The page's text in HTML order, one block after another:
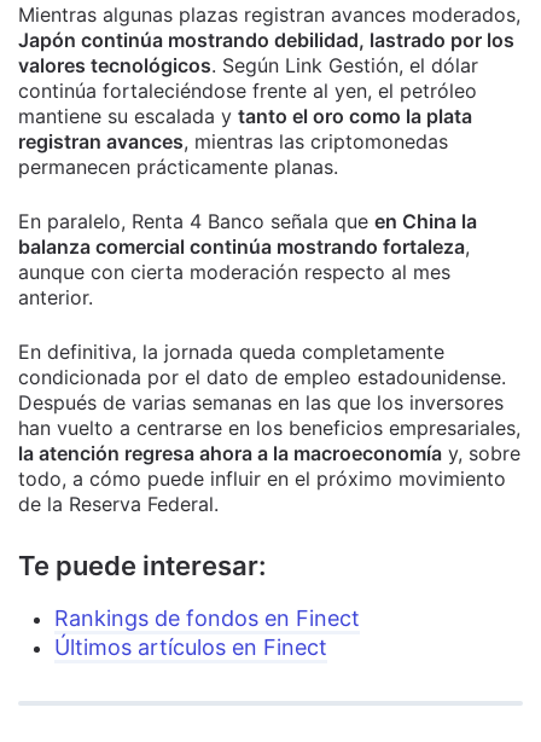
Mientras algunas plazas registran avances moderados,
Japón continúa mostrando debilidad, lastrado por los
valores tecnológicos. Según Link Gestión, el dólar
continúa fortaleciéndose frente al yen, el petróleo
mantiene su escalada y tanto el oro como la plata
registran avances, mientras las criptomonedas
permanecen prácticamente planas.
En paralelo, Renta 4 Banco señala que en China la
balanza comercial continúa mostrando fortaleza,
aunque con cierta moderación respecto al mes
anterior.
En definitiva, la jornada queda completamente
condicionada por el dato de empleo estadounidense.
Después de varias semanas en las que los inversores
han vuelto a centrarse en los beneficios empresariales,
la atención regresa ahora a la macroeconomía y, sobre
todo, a cómo puede influir en el próximo movimiento
de la Reserva Federal.
Te puede interesar:
Rankings de fondos en Finect
Últimos artículos en Finect